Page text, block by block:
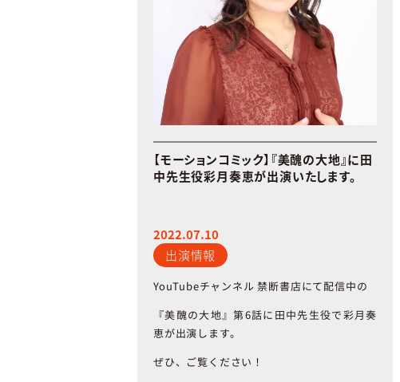
【モーションコミック】『美醜の大地』に田
中先生役彩月奏恵が出演いたします。
2022.07.10
出演情報
YouTubeチャンネル 禁断書店にて配信中の
『美醜の大地』第6話に田中先生役で彩月奏
恵が出演します。
ぜひ、ご覧ください！